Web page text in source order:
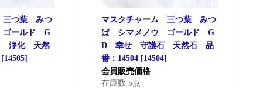
三つ葉 みつ
ールド G
浄化 天然
[14505]
マスクチャーム 三つ葉 みつ
ば シマメノウ ゴールド G
D 幸せ 守護石 天然石 品
番：14504 [14504]
会員販売価格
在庫数 5点